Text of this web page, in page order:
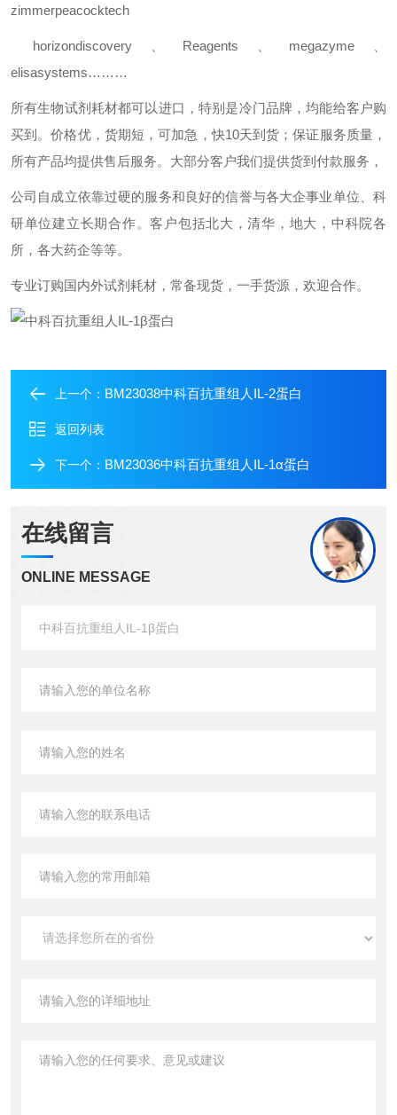
zimmerpeacocktech
horizondiscovery Reagents megazyme
elisasystems………
所有生物试剂耗材都可以进口，特别是冷门品牌，均能给客户购
买到。价格优，货期短，可加急，快10天到货；保证服务质量，
所有产品均提供售后服务。大部分客户我们提供货到付款服务，
公司自成立依靠过硬的服务和良好的信誉与各大企事业单位、科
研单位建立长期合作。客户包括北大，清华，地大，中科院各
所，各大药企等等。
专业订购国内外试剂耗材，常备现货，一手货源，欢迎合作。
上一个： BM23038中科百抗重组人IL-2蛋白
返回列表
下一个： BM23036中科百抗重组人IL-1α蛋白
在线留言
ONLINE MESSAGE